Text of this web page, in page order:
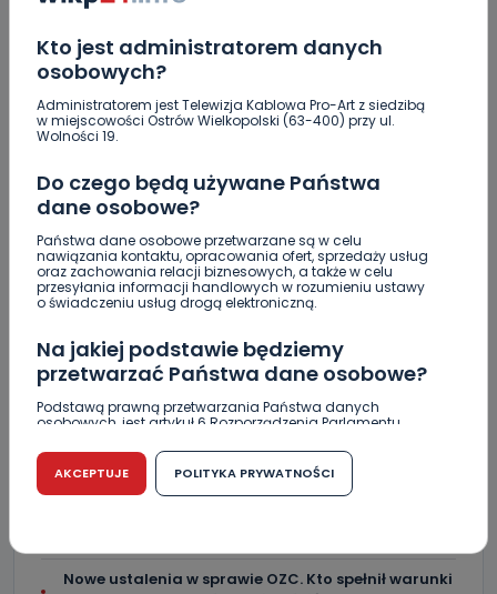
Kto jest administratorem danych
osobowych?
Administratorem jest Telewizja Kablowa Pro-Art z siedzibą
w miejscowości Ostrów Wielkopolski (63-400) przy ul.
Wolności 19.
Do czego będą używane Państwa
dane osobowe?
Państwa dane osobowe przetwarzane są w celu
nawiązania kontaktu, opracowania ofert, sprzedaży usług
oraz zachowania relacji biznesowych, a także w celu
przesyłania informacji handlowych w rozumieniu ustawy
o świadczeniu usług drogą elektroniczną.
Na jakiej podstawie będziemy
przetwarzać Państwa dane osobowe?
Podstawą prawną przetwarzania Państwa danych
osobowych, jest artykuł 6 Rozporządzenia Parlamentu
r. w sprawie ochrony osób fizycznych w związku z
przetwarzaniem danych osobowych w sprawie
swobodnego przepływu takich danych oraz uchylenia
dyrektywy 95/46/WE (RODO).
Czy jest możliwość cofnięcia zgody?
Podanie danych osobowych jest dobrowolne, nie jest
AKCEPTUJE POLITYKA PRYWATNOŚCI
Upały i burze. Porady dla właścicieli zwierząt
[WIDEO]
Antonińska" dzień drugi [FOTO]
Auto rozbite na drzewie. Poszkodowani nie mogli z
niego wyjść [FOTO]
Nastolatek w szpitalu po zderzeniu osobówki z
motocyklem
Uważaj na oszustwo! Przychodzą maile z
fałszywego e-Urzędu Skarbowego
Jak wybrać prostownicę do włosów puszących się i
elektryzujących?
Jakość wody wróciła (prawie) do normy. Jest
komunikat sanepidu
Nowe ustalenia w sprawie OZC. Kto spełnił warunki